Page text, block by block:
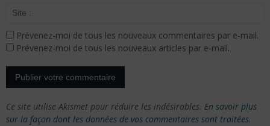
Prévenez-moi de tous les nouveaux commentaires par e-mail.
Prévenez-moi de tous les nouveaux articles par e-mail.
Ce site utilise Akismet pour réduire les indésirables. En savoir plus
sur la façon dont les données de vos commentaires sont traitées.